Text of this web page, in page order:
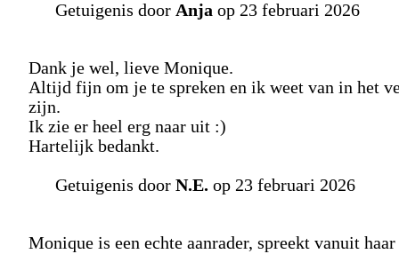
Getuigenis door Anja op 23 februari 2026
Dank je wel, lieve Monique.
Altijd fijn om je te spreken en ik weet van in het
zijn.
Ik zie er heel erg naar uit :)
Hartelijk bedankt.
Getuigenis door N.E. op 23 februari 2026
Monique is een echte aanrader, spreekt vanuit